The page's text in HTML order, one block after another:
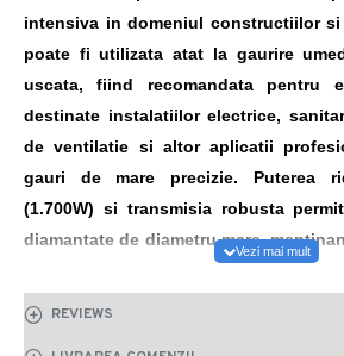
intensiva in domeniul constructiilor
poate fi utilizata atat la gaurire
uscata, fiind recomandata pentru
destinate instalatiilor electrice,
de ventilatie si altor aplicatii
gauri de mare precizie. Puterea
(1.700W) si transmisia robusta
diamantate de diametru mare,
REVIEWS